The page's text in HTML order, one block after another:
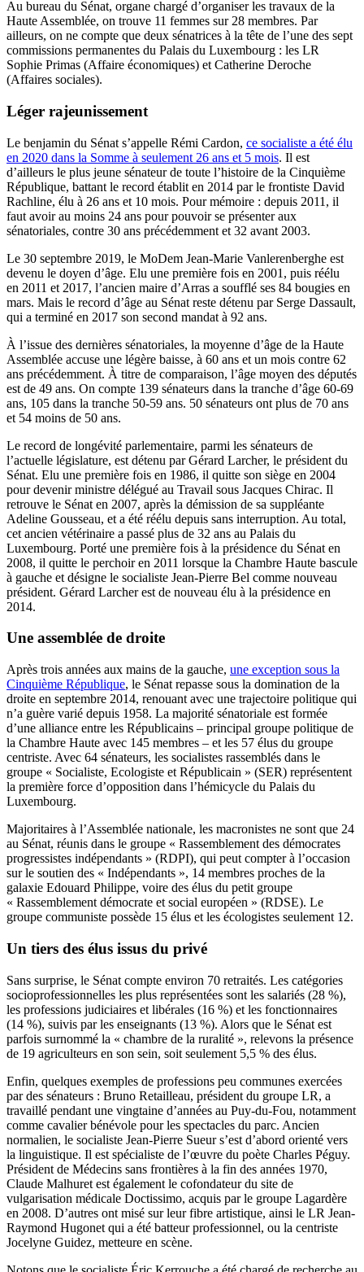
Au bureau du Sénat, organe chargé d’organiser les travaux de la
Haute Assemblée, on trouve 11 femmes sur 28 membres. Par
ailleurs, on ne compte que deux sénatrices à la tête de l’une des sept
commissions permanentes du Palais du Luxembourg : les LR
Sophie Primas (Affaire économiques) et Catherine Deroche
(Affaires sociales).
Léger rajeunissement
Le benjamin du Sénat s’appelle Rémi Cardon, ce socialiste a été élu
en 2020 dans la Somme à seulement 26 ans et 5 mois. Il est
d’ailleurs le plus jeune sénateur de toute l’histoire de la Cinquième
République, battant le record établit en 2014 par le frontiste David
Rachline, élu à 26 ans et 10 mois. Pour mémoire : depuis 2011, il
faut avoir au moins 24 ans pour pouvoir se présenter aux
sénatoriales, contre 30 ans précédemment et 32 avant 2003.
Le 30 septembre 2019, le MoDem Jean-Marie Vanlerenberghe est
devenu le doyen d’âge. Elu une première fois en 2001, puis réélu
en 2011 et 2017, l’ancien maire d’Arras a soufflé ses 84 bougies en
mars. Mais le record d’âge au Sénat reste détenu par Serge Dassault,
qui a terminé en 2017 son second mandat à 92 ans.
À l’issue des dernières sénatoriales, la moyenne d’âge de la Haute
Assemblée accuse une légère baisse, à 60 ans et un mois contre 62
ans précédemment. À titre de comparaison, l’âge moyen des députés
est de 49 ans. On compte 139 sénateurs dans la tranche d’âge 60-69
ans, 105 dans la tranche 50-59 ans. 50 sénateurs ont plus de 70 ans
et 54 moins de 50 ans.
Le record de longévité parlementaire, parmi les sénateurs de
l’actuelle législature, est détenu par Gérard Larcher, le président du
Sénat. Elu une première fois en 1986, il quitte son siège en 2004
pour devenir ministre délégué au Travail sous Jacques Chirac. Il
retrouve le Sénat en 2007, après la démission de sa suppléante
Adeline Gousseau, et a été réélu depuis sans interruption. Au total,
cet ancien vétérinaire a passé plus de 32 ans au Palais du
Luxembourg. Porté une première fois à la présidence du Sénat en
2008, il quitte le perchoir en 2011 lorsque la Chambre Haute bascule
à gauche et désigne le socialiste Jean-Pierre Bel comme nouveau
président. Gérard Larcher est de nouveau élu à la présidence en
2014.
Une assemblée de droite
Après trois années aux mains de la gauche, une exception sous la
Cinquième République, le Sénat repasse sous la domination de la
droite en septembre 2014, renouant avec une trajectoire politique qui
n’a guère varié depuis 1958. La majorité sénatoriale est formée
d’une alliance entre les Républicains – principal groupe politique de
la Chambre Haute avec 145 membres – et les 57 élus du groupe
centriste. Avec 64 sénateurs, les socialistes rassemblés dans le
groupe « Socialiste, Ecologiste et Républicain » (SER) représentent
la première force d’opposition dans l’hémicycle du Palais du
Luxembourg.
Majoritaires à l’Assemblée nationale, les macronistes ne sont que 24
au Sénat, réunis dans le groupe « Rassemblement des démocrates
progressistes indépendants » (RDPI), qui peut compter à l’occasion
sur le soutien des « Indépendants », 14 membres proches de la
galaxie Edouard Philippe, voire des élus du petit groupe
« Rassemblement démocrate et social européen » (RDSE). Le
groupe communiste possède 15 élus et les écologistes seulement 12.
Un tiers des élus issus du privé
Sans surprise, le Sénat compte environ 70 retraités. Les catégories
socioprofessionnelles les plus représentées sont les salariés (28 %),
les professions judiciaires et libérales (16 %) et les fonctionnaires
(14 %), suivis par les enseignants (13 %). Alors que le Sénat est
parfois surnommé la « chambre de la ruralité », relevons la présence
de 19 agriculteurs en son sein, soit seulement 5,5 % des élus.
Enfin, quelques exemples de professions peu communes exercées
par des sénateurs : Bruno Retailleau, président du groupe LR, a
travaillé pendant une vingtaine d’années au Puy-du-Fou, notamment
comme cavalier bénévole pour les spectacles du parc. Ancien
normalien, le socialiste Jean-Pierre Sueur s’est d’abord orienté vers
la linguistique. Il est spécialiste de l’œuvre du poète Charles Péguy.
Président de Médecins sans frontières à la fin des années 1970,
Claude Malhuret est également le cofondateur du site de
vulgarisation médicale Doctissimo, acquis par le groupe Lagardère
en 2008. D’autres ont misé sur leur fibre artistique, ainsi le LR Jean-
Raymond Hugonet qui a été batteur professionnel, ou la centriste
Jocelyne Guidez, metteure en scène.